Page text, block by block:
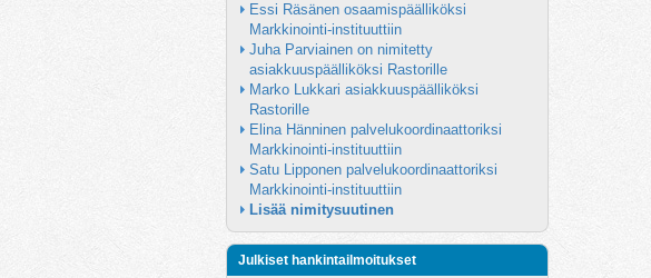
Essi Räsänen osaamispäälliköksi
Markkinointi-instituuttiin
Juha Parviainen on nimitetty
asiakkuuspäälliköksi Rastorille
Marko Lukkari asiakkuuspäälliköksi
Rastorille
Elina Hänninen palvelukoordinaattoriksi
Markkinointi-instituuttiin
Satu Lipponen palvelukoordinaattoriksi
Markkinointi-instituuttiin
Lisää nimitysuutinen
Julkiset hankintailmoitukset